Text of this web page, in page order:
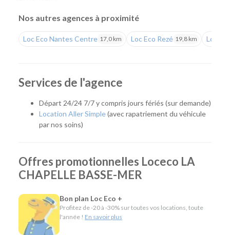
voiture ou un utilitaire tout en bénéficiant d'un accueil
personnalisé et de l'expertise d'une équipe implantée
localement depuis de nombreuses années.
Que vous prépariez un déménagement, des travaux, un
déplacement professionnel ou un départ en vacances, notre
besoins. Son emplacement est idéal pour les habitants de
Divatte-sur-Loire, Le Loroux-Bottereau, Le Cellier, Oudon et
plus largement de tout le vignoble nantais.
Notre agence propose une large gamme de véhicules pour
Citadines et compactes pour les déplacements du
quotidien.
Routières, SUV et monospaces pour les vacances ou
Nos autres agences à proximité
Loc Eco Nantes Centre 17,0 km Loc Eco Rezé 19,8 km Loc
Services de l'agence
Départ 24/24 7/7 y compris jours fériés (sur demande)
Location Aller Simple(avec rapatriement du véhicule
par nos soins)
Offres promotionnelles Loceco LA
CHAPELLE BASSE-MER
Bon plan Loc Eco +
Profitez de -20 à -30% sur toutes vos locations, toute
l'année ! En savoir plus